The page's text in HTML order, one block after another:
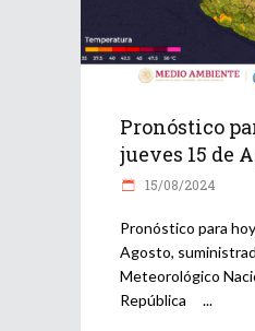
Pronóstico
jueves 15 de
15/08/2024
Pronóstico para
Agosto,
Meteorológico
República